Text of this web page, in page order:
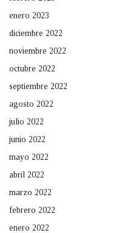
enero 2023
diciembre 2022
noviembre 2022
octubre 2022
septiembre 2022
agosto 2022
julio 2022
junio 2022
mayo 2022
abril 2022
marzo 2022
febrero 2022
enero 2022